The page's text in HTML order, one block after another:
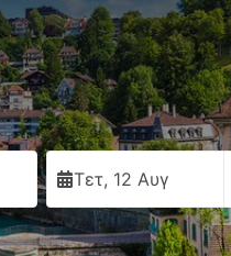
Τετ, 12 Αυγ